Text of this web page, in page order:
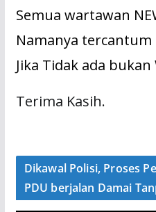
Semua wartawan
Namanya
Jika Tidak ada
Terima Kasih.
Dikawal Polisi, Proses
PDU berjalan Damai